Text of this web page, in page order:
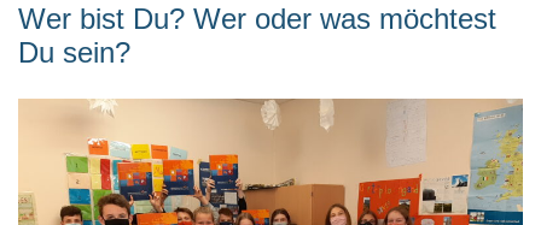
Wer bist Du? Wer oder was möchtest
Du sein?